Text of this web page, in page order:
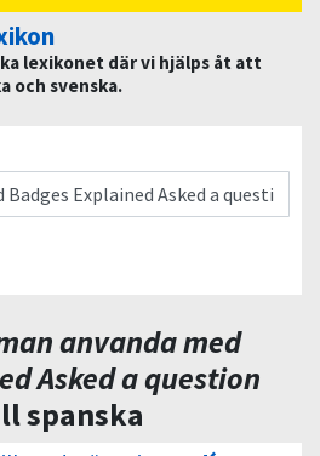
lexikonet där vi hjälps åt att
och svenska.
anvanda med
Asked a question
spanska